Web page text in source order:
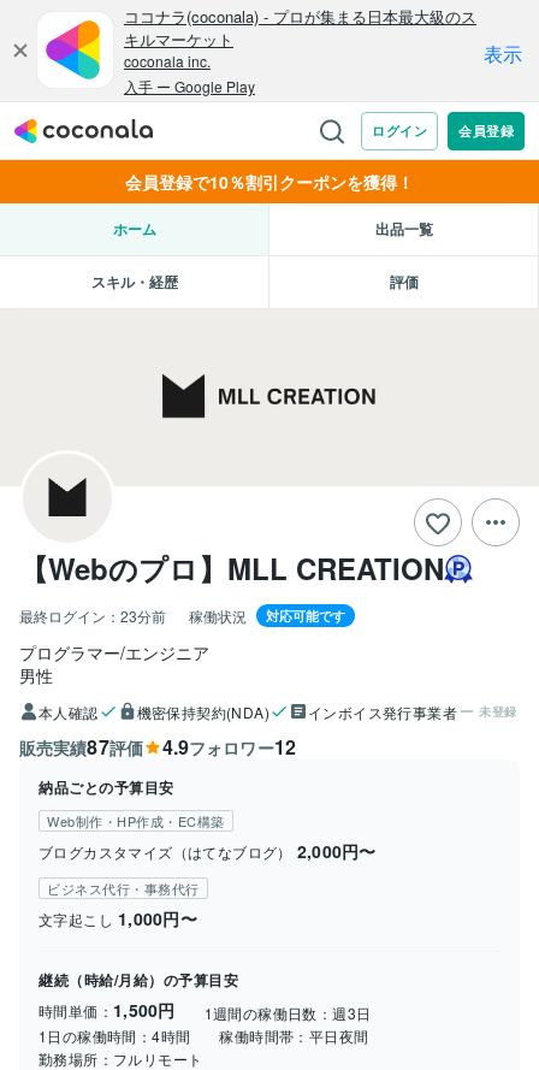
会員登録で10％割引クーポンを獲得！
ホーム 出品一覧
スキル・経歴 評価
【Webのプロ】MLL CREATION
最終ログイン： 23分前 稼働状況 対応可能です
プログラマー/エンジニア
男性
本人確認 機密保持契約(NDA) インボイス発行事業者 未登録
販売実績87評価 4.9フォロワー12
納品ごとの予算目安
Web制作・HP作成・EC構築
ブログカスタマイズ（はてなブログ） 2,000円〜
ビジネス代行・事務代行
文字起こし 1,000円〜
継続（時給/月給）の予算目安
時間単価： 1,500円 1週間の稼働日数：週3日
1日の稼働時間：4時間 稼働時間帯： 平日夜間
勤務場所： フルリモート